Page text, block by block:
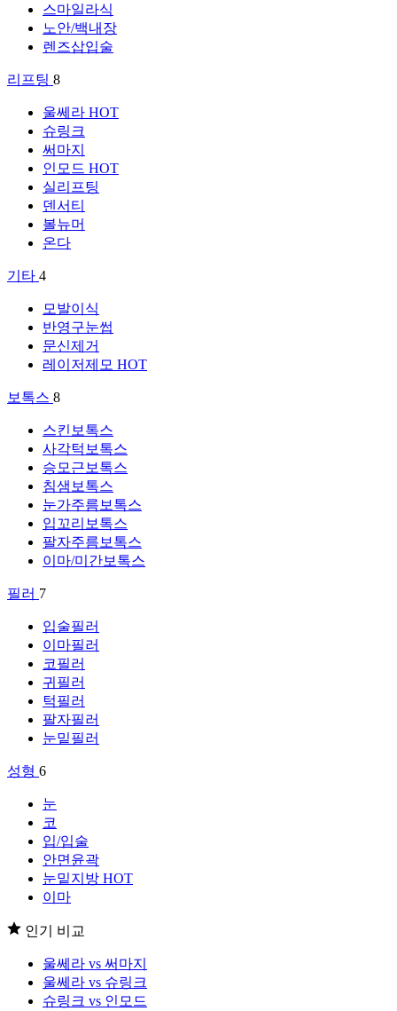
스마일라식
노안/백내장
렌즈삽입술
리프팅 8
울쎄라 HOT
슈링크
써마지
인모드 HOT
실리프팅
덴서티
볼뉴머
온다
기타 4
모발이식
반영구눈썹
문신제거
레이저제모 HOT
보톡스 8
스킨보톡스
사각턱보톡스
승모근보톡스
침샘보톡스
눈가주름보톡스
입꼬리보톡스
팔자주름보톡스
이마/미간보톡스
필러 7
입술필러
이마필러
코필러
귀필러
턱필러
팔자필러
눈밑필러
성형 6
눈
코
입/입술
안면윤곽
눈밑지방 HOT
이마
인기 비교
울쎄라 vs 써마지
울쎄라 vs 슈링크
슈링크 vs 인모드